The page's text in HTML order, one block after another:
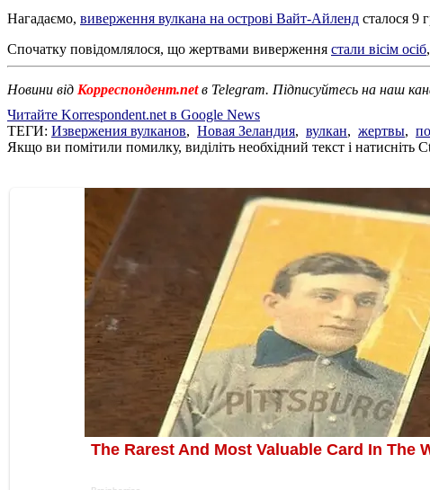
Нагадаємо, виверження вулкана на острові Вайт-Айленд сталося 9
Спочатку повідомлялося, що жертвами виверження стали вісім осіб
Новини від Корреспондент.netв Telegram. Підписуйтесь на наш
Читайте Korrespondent.net в Google News
ТЕГИ: Извержения вулканов, Новая Зеландия, вулкан, жертвы,
Якщо ви помітили помилку, виділіть необхідний текст і